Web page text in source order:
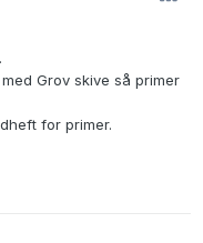
Grov skive så primer
for primer.